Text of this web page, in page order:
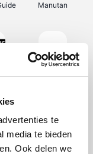
te
media te bieden
Ook delen we
Manutan